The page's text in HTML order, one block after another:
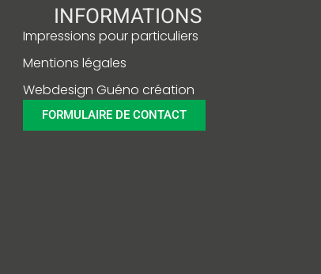
INFORMATIONS
Impressions pour particuliers
Mentions légales
Webdesign Guéno création
FORMULAIRE DE CONTACT